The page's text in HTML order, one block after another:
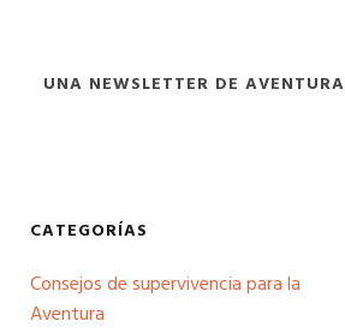
UNA NEWSLETTER DE AVENTURA
Barra
lateral
CATEGORÍAS
Consejos de supervivencia para la
Aventura